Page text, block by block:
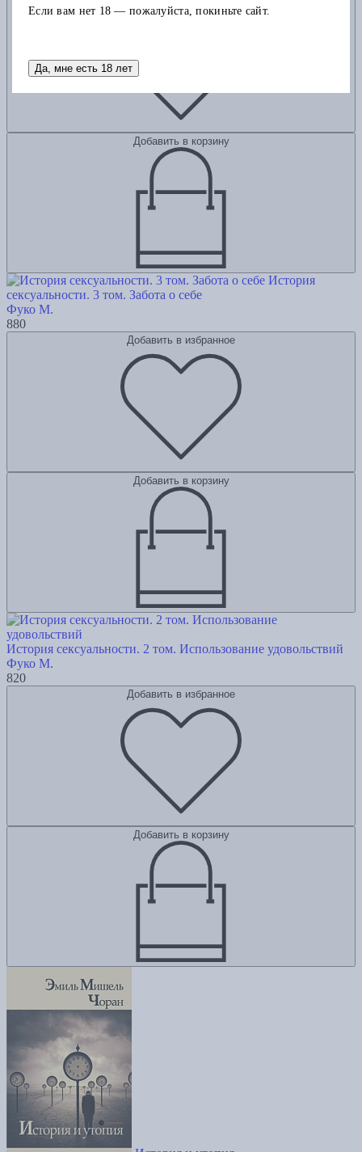
Добавить в корзину
История
сексуальности. 3 том. Забота о себе
Фуко М.
880
Добавить в избранное
Добавить в корзину
История сексуальности. 2 том. Использование удовольствий
Фуко М.
820
Добавить в избранное
Добавить в корзину
Если вам нет 18 — пожалуйста, покиньте сайт.
Да, мне есть 18 лет